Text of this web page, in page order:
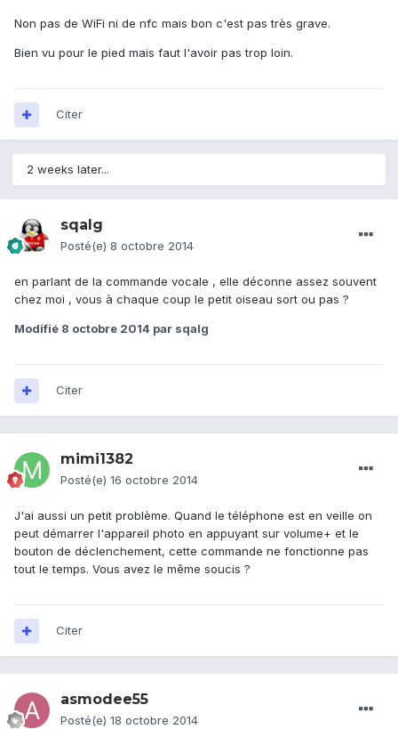
Non pas de WiFi ni de nfc mais bon c'est pas très grave.
Bien vu pour le pied mais faut l'avoir pas trop loin.
Citer
2 weeks later...
sqalg
Posté(e) 8 octobre 2014
en parlant de la commande vocale , elle déconne assez souvent
chez moi , vous à chaque coup le petit oiseau sort ou pas ?
Modifié 8 octobre 2014 par sqalg
Citer
mimi1382
Posté(e) 16 octobre 2014
J'ai aussi un petit problème. Quand le téléphone est en veille on
peut démarrer l'appareil photo en appuyant sur volume+ et le
bouton de déclenchement, cette commande ne fonctionne pas
tout le temps. Vous avez le même soucis ?
Citer
asmodee55
Posté(e) 18 octobre 2014